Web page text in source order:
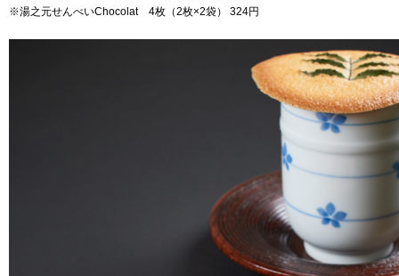
※湯之元せんべいChocolat 4枚（2枚×2袋） 324円